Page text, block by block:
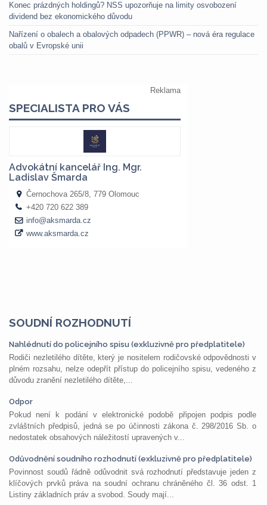
Konec prázdných holdingů? NSS upozorňuje na limity osvobození
dividend bez ekonomického důvodu
Nařízení o obalech a obalových odpadech (PPWR) – nová éra regulace
obalů v Evropské unii
SOUDNÍ ROZHODNUTÍ
Nahlédnutí do policejního spisu (exkluzivně pro předplatitele)
Rodiči nezletilého dítěte, který je nositelem rodičovské odpovědnosti v
plném rozsahu, nelze odepřít přístup do policejního spisu, vedeného z
důvodu zranění nezletilého dítěte,...
Odpor
Pokud není k podání v elektronické podobě připojen podpis podle
zvláštních předpisů, jedná se po účinnosti zákona č. 298/2016 Sb. o
nedostatek obsahových náležitostí upravených v...
Odůvodnění soudního rozhodnutí (exkluzivně pro předplatitele)
Povinnost soudů řádně odůvodnit svá rozhodnutí představuje jeden z
klíčových prvků práva na soudní ochranu chráněného čl. 36 odst. 1
Listiny základních práv a svobod. Soudy mají...